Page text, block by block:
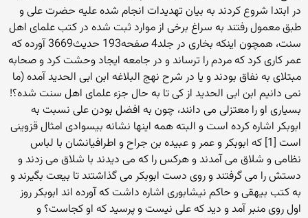
در ابتدا شروع کردند به بیان تهدیدات انجام شده علیه حضرت علی و
طبق معمول رفتند به سراغ برخی از موارد ثبت شده در کتب علمای اهل
سنت، همچون اینکه بخاری در جلد4 صفحه193 حدیث3669 آورده که
عمر کاری کرد که مردم را ترساند و در جامعه ایجاد وحشت کرد و صحابه
مبتلای به نفاق بودند و یا در شرح نهج البلاغه ابن ابی الحدید آمده (ما
نمی دانیم ابن ابی الحدید از کی تا به حال جزء علمای اهل سنت شده؟!
بسیاری او را معتزلی می دانند، چون به افضل بودن علی نسبت به
ابوبکر اشاره کرده است و البته همه اینها نشانه بیسوادی امثال قزوینی
است [1] که ابوبکر و عمر و عبیده بن جراح و اطرافیانشان با لباس
نظامی و شلاق می آمدند و هرکس را که می دیدند با شلاق می زدند و
دستش را می گرفتند و روی دست ابوبکر می گذاشتند تا بیعت بگیرند و
به کتب بیهقی و حاکم نیشابوری اشاره داشت که آورده اند ابوبکر روز
اول روی منبر آمد و دید که علی نیست و پرسید که او کجاست؟ و